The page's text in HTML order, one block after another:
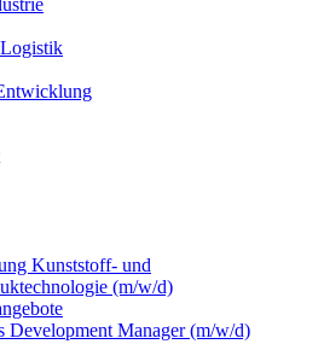
Kunststoff- und
(m/w/d)
Development Manager (m/w/d)